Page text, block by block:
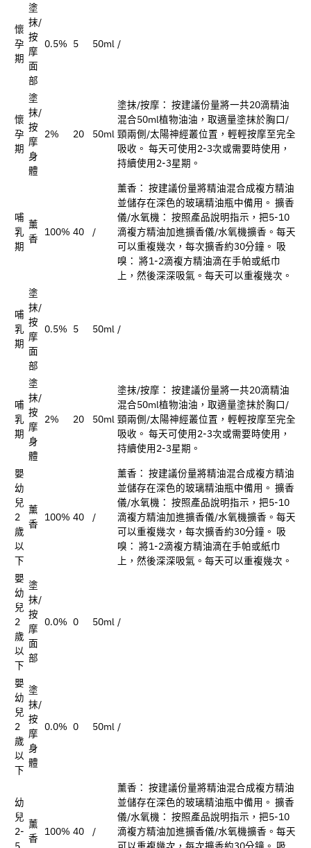
懷
孕
期
塗
抹/
按
摩
面
部
0.5% 5 50ml /
懷
孕
期
塗
抹/
按
摩
身
體
2% 20 50ml
塗抹/按摩： 按建議份量將一共20滴精油
混合50ml植物油油，取適量塗抹於胸口/
頸兩側/太陽神經叢位置，輕輕按摩至完全
吸收。 每天可使用2-3次或需要時使用，
持續使用2-3星期。
哺
乳
期
薰
香
100% 40 /
薰香： 按建議份量將精油混合成複方精油
並儲存在深色的玻璃精油瓶中備用。 擴香
儀/水氧機： 按照產品說明指示，把5-10
滴複方精油加進擴香儀/水氧機擴香。每天
可以重複幾次，每次擴香約30分鐘。 吸
嗅： 將1-2滴複方精油滴在手帕或紙巾
上，然後深深吸氣。每天可以重複幾次。
哺
乳
期
塗
抹/
按
摩
面
部
0.5% 5 50ml /
哺
乳
期
塗
抹/
按
摩
身
體
2% 20 50ml
塗抹/按摩： 按建議份量將一共20滴精油
混合50ml植物油油，取適量塗抹於胸口/
頸兩側/太陽神經叢位置，輕輕按摩至完全
吸收。 每天可使用2-3次或需要時使用，
持續使用2-3星期。
嬰
幼
兒
2
歲
以
下
薰
香
100% 40 /
薰香： 按建議份量將精油混合成複方精油
並儲存在深色的玻璃精油瓶中備用。 擴香
儀/水氧機： 按照產品說明指示，把5-10
滴複方精油加進擴香儀/水氧機擴香。每天
可以重複幾次，每次擴香約30分鐘。 吸
嗅： 將1-2滴複方精油滴在手帕或紙巾
上，然後深深吸氣。每天可以重複幾次。
嬰
幼
兒
2
歲
以
下
塗
抹/
按
摩
面
部
0.0% 0 50ml /
嬰
幼
兒
2
歲
以
下
塗
抹/
按
摩
身
體
0.0% 0 50ml /
幼
兒
2-
薰
香
100% 40 /
薰香： 按建議份量將精油混合成複方精油
並儲存在深色的玻璃精油瓶中備用。 擴香
儀/水氧機： 按照產品說明指示，把5-10
滴複方精油加進擴香儀/水氧機擴香。每天